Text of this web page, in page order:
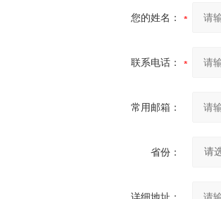
您的姓名：
联系电话：
常用邮箱：
省份：